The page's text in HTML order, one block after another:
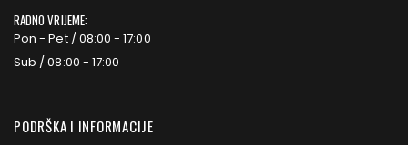
RADNO VRIJEME:
Pon - Pet / 08:00 - 17:00
Sub / 08:00 - 17:00
PODRŠKA I INFORMACIJE